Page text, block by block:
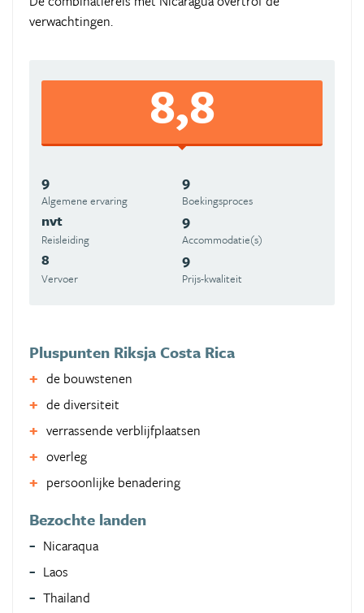
verwachtingen.
8,8
9
Algemene ervaring
9
Boekingsproces
nvt
Reisleiding
9
Accommodatie(s)
8
Vervoer
9
Prijs-kwaliteit
Pluspunten Riksja Costa Rica
de bouwstenen
de diversiteit
verrassende verblijfplaatsen
overleg
persoonlijke benadering
Bezochte landen
Nicaraqua
Laos
Thailand